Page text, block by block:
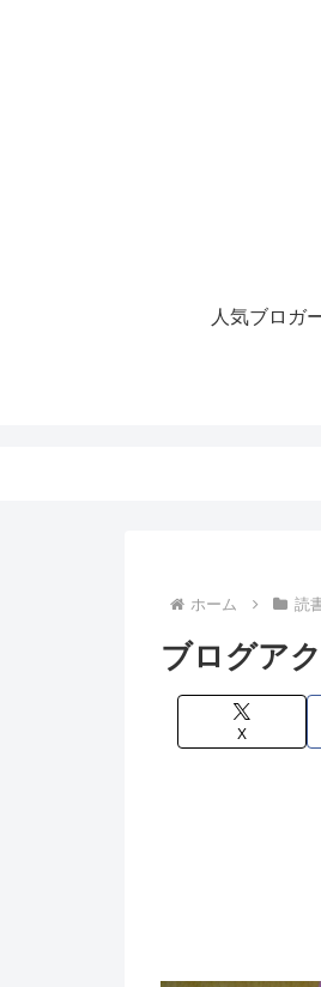
人気ブロガ
ホーム 読
ブログア
X